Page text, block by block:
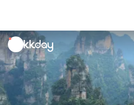
unread
notifications